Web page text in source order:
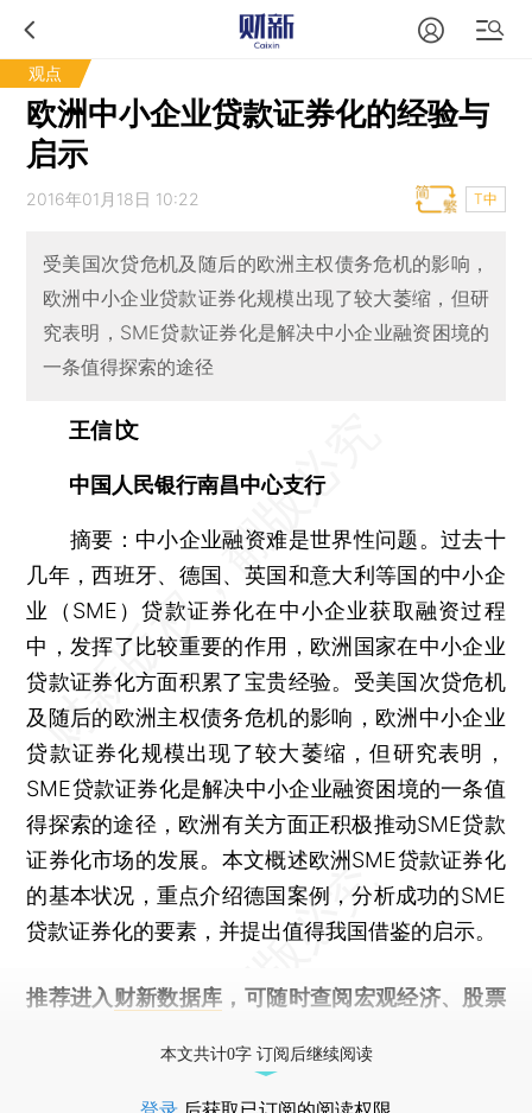
观点
欧洲中小企业贷款证券化的经验与
启示
2016年01月18日 10:22 T中
受美国次贷危机及随后的欧洲主权债务危机的影响，
欧洲中小企业贷款证券化规模出现了较大萎缩，但研
究表明，SME贷款证券化是解决中小企业融资困境的
一条值得探索的途径
王信∣文
中国人民银行南昌中心支行
摘要：中小企业融资难是世界性问题。过去十
几年，西班牙、德国、英国和意大利等国的中小企
业（SME）贷款证券化在中小企业获取融资过程
中，发挥了比较重要的作用，欧洲国家在中小企业
贷款证券化方面积累了宝贵经验。受美国次贷危机
及随后的欧洲主权债务危机的影响，欧洲中小企业
贷款证券化规模出现了较大萎缩，但研究表明，
SME贷款证券化是解决中小企业融资困境的一条值
得探索的途径，欧洲有关方面正积极推动SME贷款
证券化市场的发展。本文概述欧洲SME贷款证券化
的基本状况，重点介绍德国案例，分析成功的SME
贷款证券化的要素，并提出值得我国借鉴的启示。
推荐进入 财新数据库 ，可随时查阅宏观经济、股票
本文共计0字 订阅后继续阅读